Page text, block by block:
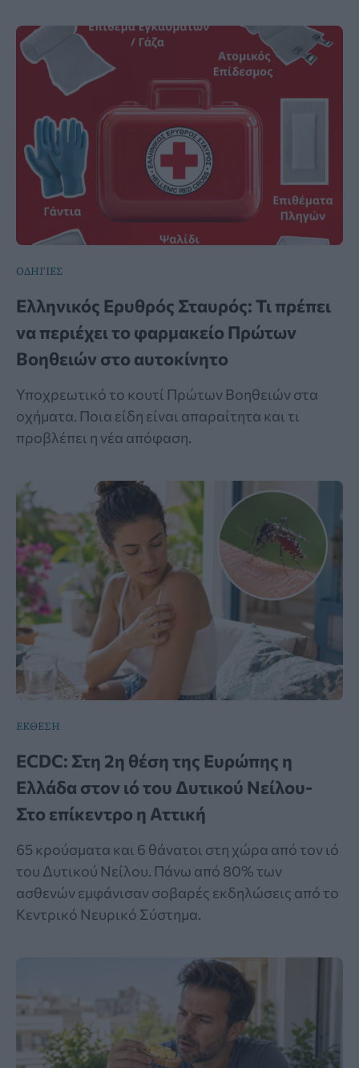
ΟΔΗΓΙΕΣ
Ελληνικός Ερυθρός Σταυρός: Τι πρέπει
να περιέχει το φαρμακείο Πρώτων
Βοηθειών στο αυτοκίνητο
Υποχρεωτικό το κουτί Πρώτων Βοηθειών στα
οχήματα. Ποια είδη είναι απαραίτητα και τι
προβλέπει η νέα απόφαση.
ΕΚΘΕΣΗ
ECDC: Στη 2η θέση της Ευρώπης η
Ελλάδα στον ιό του Δυτικού Νείλου-
Στο επίκεντρο η Αττική
65 κρούσματα και 6 θάνατοι στη χώρα από τον ιό
του Δυτικού Νείλου. Πάνω από 80% των
ασθενών εμφάνισαν σοβαρές εκδηλώσεις από το
Κεντρικό Νευρικό Σύστημα.